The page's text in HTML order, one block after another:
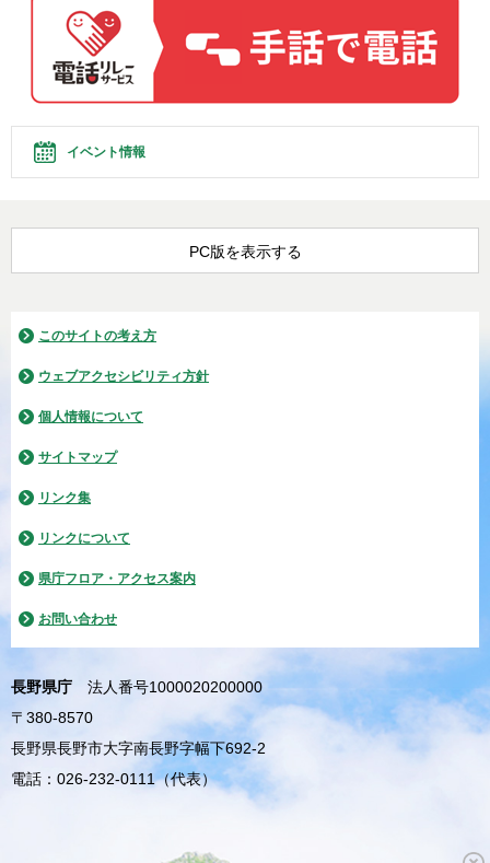
イベント情報
PC版を表示する
このサイトの考え方
ウェブアクセシビリティ方針
個人情報について
サイトマップ
リンク集
リンクについて
県庁フロア・アクセス案内
お問い合わせ
長野県庁
法人番号1000020200000
〒380-8570
長野県長野市大字南長野字幅下692-2
電話：026-232-0111（代表）